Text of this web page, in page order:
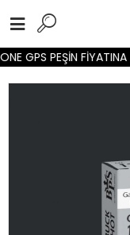
GPS PEŞİN